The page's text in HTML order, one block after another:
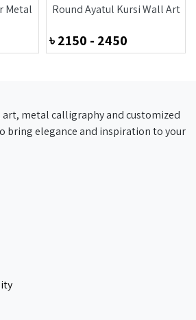
Metal
Round Ayatul Kursi Wall Art
৳2150 - 2450
metal calligraphy and customized
bring elegance and inspiration to your